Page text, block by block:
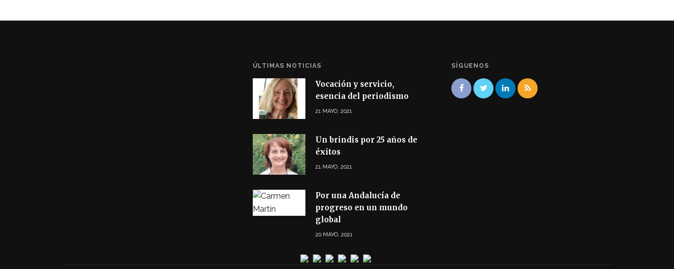
ÚLTIMAS NOTICIAS
Vocación y servicio,
esencia del periodismo
21 MAYO, 2021
Un brindis por 25 años de
éxitos
21 MAYO, 2021
Por una Andalucía de
progreso en un mundo
global
20 MAYO, 2021
SÍGUENOS